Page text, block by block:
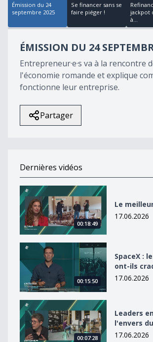
Émission du 24
septembre 2025
Se financer sans se
faire piéger !
jackpot
à...
ÉMISSION DU 24
Entrepreneur·e·s va à la rencontre
l'économie romande et explique
fonctionne leur entreprise.
Partager
Dernières vidéos
Le meilleur de la saison
00:18:49
Le
17.06.2026
SpaceX : les marchés ont-ils craqué ?
00:15:50
SpaceX :
ont-ils
17.06.2026
Leaders en transition,
00:07:28
Leaders
l'envers
17.06.2026